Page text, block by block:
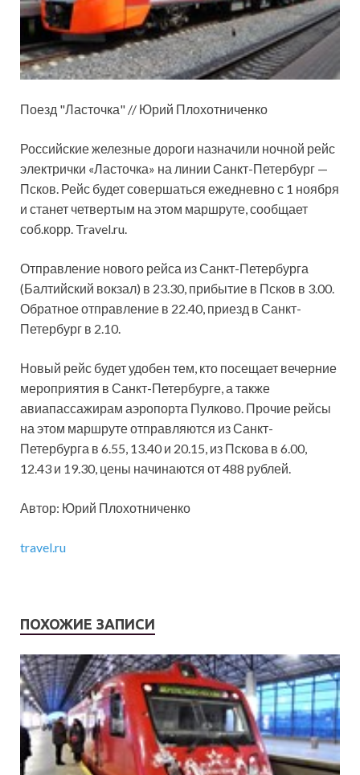
Поезд "Ласточка" // Юрий Плохотниченко
Российские железные дороги назначили ночной рейс
электрички «Ласточка» на линии Санкт-Петербург —
Псков. Рейс будет совершаться ежедневно с 1 ноября
и станет четвертым на этом маршруте, сообщает
соб.корр. Travel.ru.
Отправление нового рейса из Санкт-Петербурга
(Балтийский вокзал) в 23.30, прибытие в Псков в 3.00.
Обратное отправление в 22.40, приезд в Санкт-
Петербург в 2.10.
Новый рейс будет удобен тем, кто посещает вечерние
мероприятия в Санкт-Петербурге, а также
авиапассажирам аэропорта Пулково. Прочие рейсы
на этом маршруте отправляются из Санкт-
Петербурга в 6.55, 13.40 и 20.15, из Пскова в 6.00,
12.43 и 19.30, цены начинаются от 488 рублей.
Автор: Юрий Плохотниченко
travel.ru
ПОХОЖИЕ ЗАПИСИ